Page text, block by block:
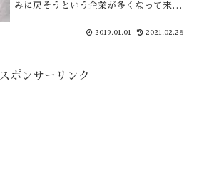
みに戻そうという企業が多くなって来て
元日営業をしていたのは、丸〆デパート
2019.01.01 2021.02.28
スポンサーリンク